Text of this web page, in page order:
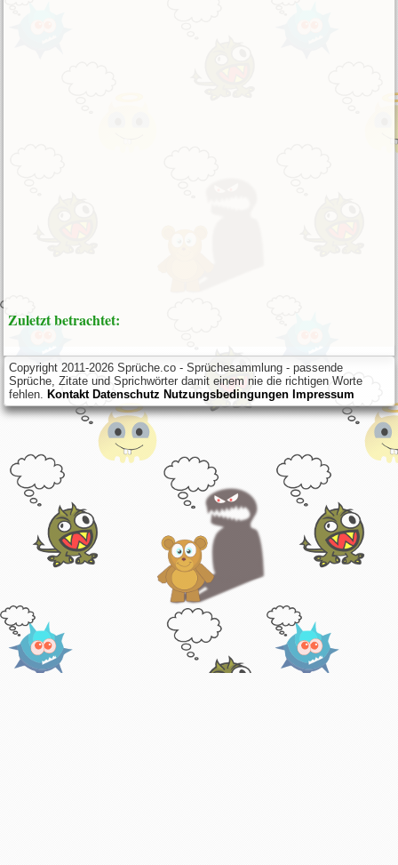
Zuletzt betrachtet:
Copyright 2011-2026 Sprüche.co - Sprüchesammlung - passende
Sprüche, Zitate und Sprichwörter damit einem nie die richtigen Worte
fehlen. Kontakt Datenschutz Nutzungsbedingungen Impressum